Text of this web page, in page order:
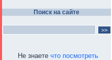
Поиск на сайте
Не знаете что посмотреть